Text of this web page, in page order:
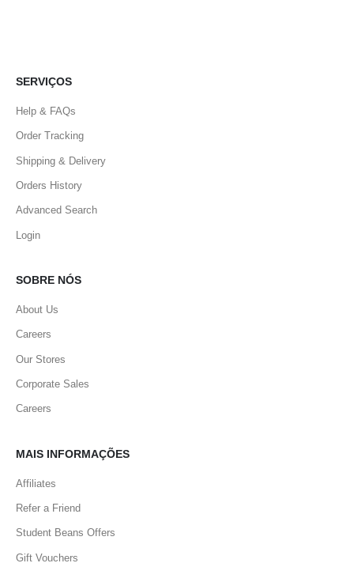
SERVIÇOS
Help & FAQs
Order Tracking
Shipping & Delivery
Orders History
Advanced Search
Login
SOBRE NÓS
About Us
Careers
Our Stores
Corporate Sales
Careers
MAIS INFORMAÇÕES
Affiliates
Refer a Friend
Student Beans Offers
Gift Vouchers